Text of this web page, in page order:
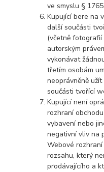
ve smyslu §
Kupující bere na
další součásti
(včetně fotografií
autorským
vykonávat
třetím osobám
neoprávněně
součásti tvořící
Kupující není
rozhraní
vybavení nebo
negativní vliv na
Webové
rozsahu, který
prodávajícího a